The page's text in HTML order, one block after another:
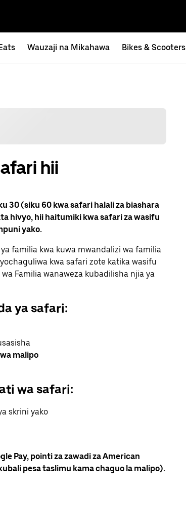
Wauzaji na Mikahawa Bikes & Scooters
hii
30 (siku 60 kwa safari halali za biashara
hivyo, hii haitumiki kwa safari za wasifu
yako.
familia kwa kuwa mwandalizi wa familia
kwa safari zote katika wasifu
Familia wanaweza kubadilisha njia ya
ya safari:
malipo
wa safari:
skrini yako
Pay, pointi za zawadi za American
pesa taslimu kama chaguo la malipo).